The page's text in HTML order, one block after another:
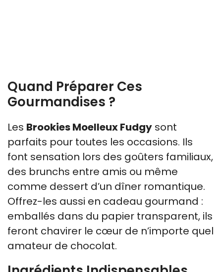
Quand Préparer Ces
Gourmandises ?
Les Brookies Moelleux Fudgy sont
parfaits pour toutes les occasions. Ils
font sensation lors des goûters familiaux,
des brunchs entre amis ou même
comme dessert d’un dîner romantique.
Offrez-les aussi en cadeau gourmand :
emballés dans du papier transparent, ils
feront chavirer le cœur de n’importe quel
amateur de chocolat.